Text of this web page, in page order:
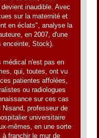
inaudible. Avec
sur la maternité et
en éclats", analyse la
en 2007, d'une
enceinte, Stock).
médical n'est pas en
qui, toutes, ont vu
patientes affolées,
ou radiologues
sur ces cas
professeur de
universitaire
mêmes, en une sorte
à franchir le mur de